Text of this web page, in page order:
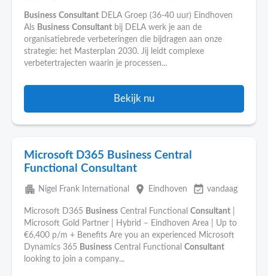
Business Consultant DELA Groep (36-40 uur) Eindhoven
Als Business Consultant bij DELA werk je aan de
organisatiebrede verbeteringen die bijdragen aan onze
strategie: het Masterplan 2030. Jij leidt complexe
verbetertrajecten waarin je processen...
Bekijk nu
Microsoft D365 Business Central
Functional Consultant
apartment Nigel Frank International place Eindhoven event_available vandaag
Microsoft D365 Business Central Functional Consultant
Microsoft Gold Partner | Hybrid – Eindhoven Area | Up to
€6,400 p/m + Benefits Are you an experienced Microsoft
Dynamics 365 Business Central Functional Consultant
looking to join a company...